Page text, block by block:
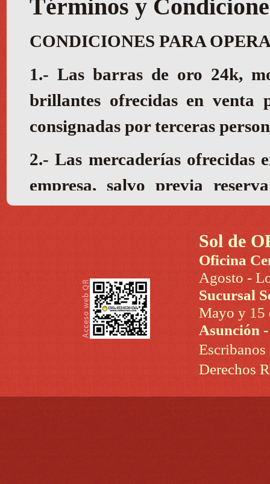
Sol de
Oficina
Agosto -
Sucursal
Mayo y 15
Asunción
Derechos